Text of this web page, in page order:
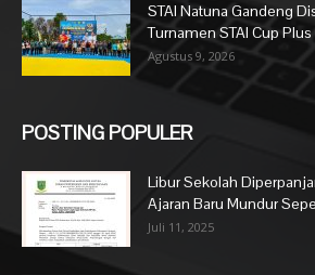
STAI Natuna Gandeng
Turnamen STAI Cup
Agustus 9, 2026
POSTING POPULER
Libur Sekolah
Ajaran Baru Mundur
Juli 11, 2025